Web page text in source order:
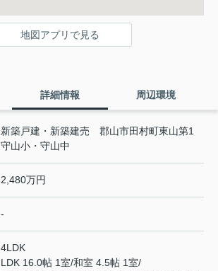
地図アプリで見る
詳細情報 周辺環境
新築戸建・新築建売 郡山市田村町東山第1
守山小・守山中
2,480万円
-
4LDK
LDK 16.0帖 1室/和室 4.5帖 1室/